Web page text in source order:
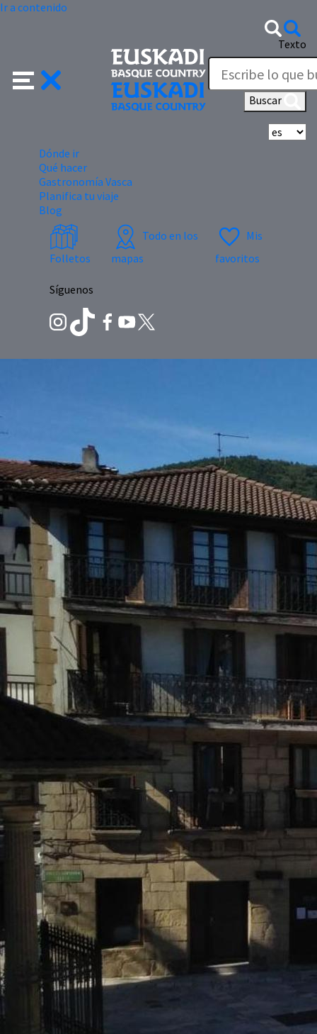
Ir a contenido
Texto
Buscar
Dónde ir
Qué hacer
Gastronomía Vasca
Planifica tu viaje
Blog
Folletos
Todo en los
mapas
Mis
favoritos
Síguenos